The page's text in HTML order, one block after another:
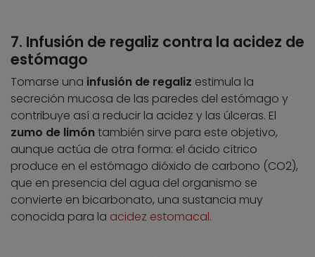
7. Infusión de regaliz contra la acidez de
estómago
Tomarse una infusión de regaliz estimula la
secreción mucosa de las paredes del estómago y
contribuye así a reducir la acidez y las úlceras. El
zumo de limóntambién sirve para este objetivo,
aunque actúa de otra forma: el ácido cítrico
produce en el estómago dióxido de carbono (CO2),
que en presencia del agua del organismo se
convierte en bicarbonato, una sustancia muy
conocida para la acidez estomacal.